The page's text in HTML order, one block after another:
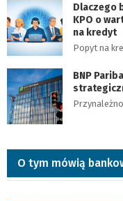
Dlaczego
KPO o
na kredyt
Popyt na
BNP
O tym mówią